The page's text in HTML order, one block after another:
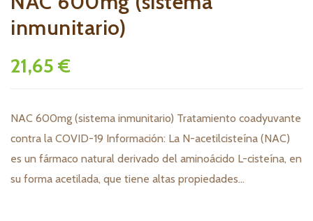
inmunitario)
21,65 €
NAC 600mg (sistema inmunitario) Tratamiento coadyuvante
contra la COVID-19 Información: La N-acetilcisteína (NAC)
es un fármaco natural derivado del aminoácido L-cisteína, en
su forma acetilada, que tiene altas propiedades...